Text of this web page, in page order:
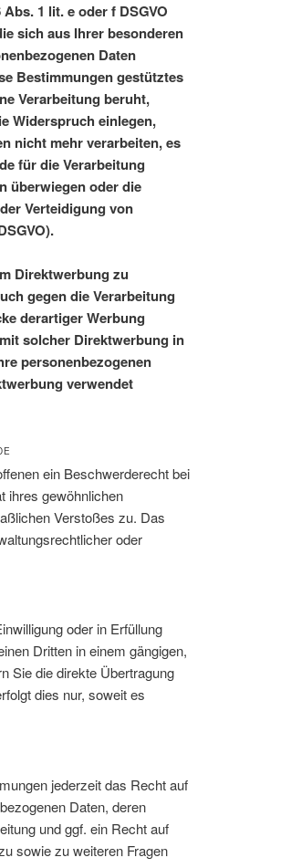
1 lit. e oder f DSGVO
sich aus Ihrer besonderen
Daten
Bestimmungen gestütztes
Verarbeitung beruht,
Widerspruch einlegen,
nicht mehr verarbeiten, es
für die Verarbeitung
überwiegen oder die
Verteidigung von
Direktwerbung zu
gegen die Verarbeitung
derartiger Werbung
solcher Direktwerbung in
personenbezogenen
verwendet
ein Beschwerderecht bei
ihres gewöhnlichen
Verstoßes zu. Das
oder
oder in Erfüllung
Dritten in einem gängigen,
Sie die direkte Übertragung
dies nur, soweit es
jederzeit das Recht auf
Daten, deren
und ggf. ein Recht auf
sowie zu weiteren Fragen